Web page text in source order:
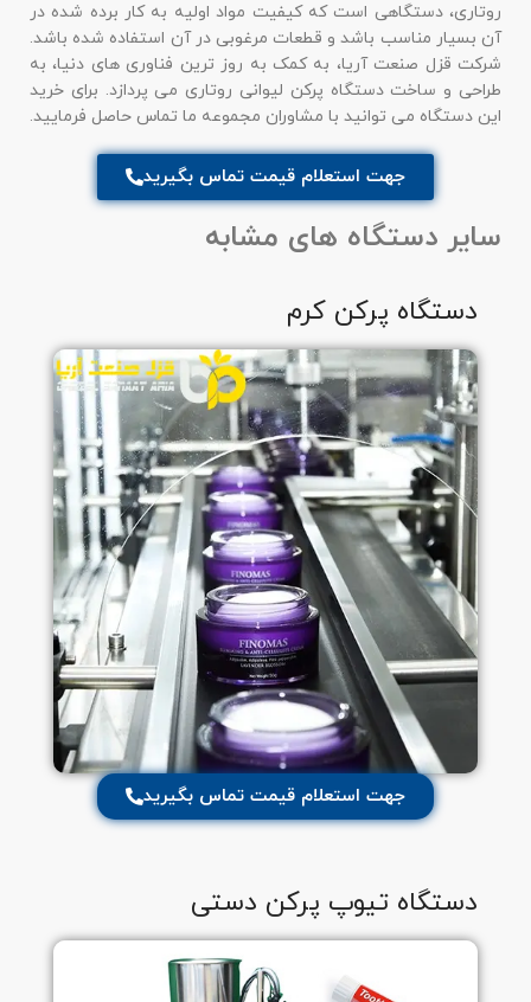
روتاری، دستگاهی است که کیفیت مواد اولیه به کار برده شده در
آن بسیار مناسب باشد و قطعات مرغوبی در آن استفاده شده باشد.
شرکت قزل صنعت آریا، به کمک به روز ترین فناوری های دنیا، به
طراحی و ساخت دستگاه پرکن لیوانی روتاری می پردازد. برای خرید
این دستگاه می توانید با مشاوران مجموعه ما تماس حاصل فرمایید.
جهت استعلام قیمت تماس بگیرید
سایر دستگاه های مشابه
دستگاه پرکن کرم
جهت استعلام قیمت تماس بگیرید
دستگاه تیوپ پرکن دستی